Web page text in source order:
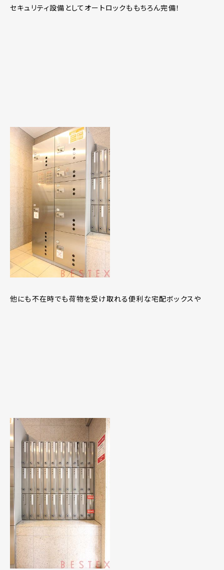
セキュリティ設備としてオートロックももちろん完備！
他にも不在時でも荷物を受け取れる便利な宅配ボックスや